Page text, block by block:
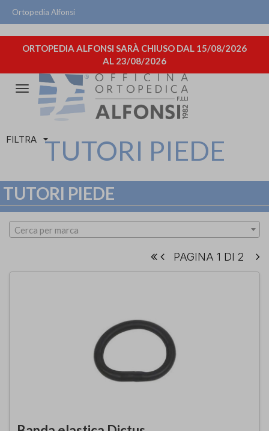
Ortopedia Alfonsi
ORTOPEDIA ALFONSI SARÀ CHIUSO DAL 15/08/2026
AL 23/08/2026
Attiva/disattiva
navigazione
FILTRA TUTORI PIEDE
TUTORI PIEDE
Cerca per marca
PAGINA 1 DI 2